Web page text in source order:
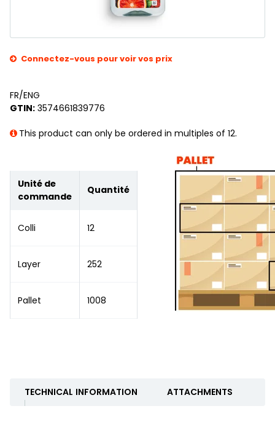
Connectez-vous pour voir vos prix
FR/ENG
GTIN: 3574661839776
This product can only be ordered in multiples of 12.
Unité de
commande
Quantité
Colli 12
Layer 252
Pallet 1008
TECHNICAL INFORMATION ATTACHMENTS